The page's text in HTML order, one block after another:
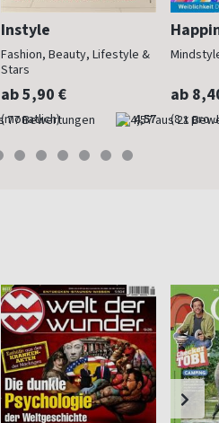
Instyle
Fashion, Beauty, Lifestyle &
Stars
ab 5,90 €
(monatlich) 4,57
ab
(8 x pro